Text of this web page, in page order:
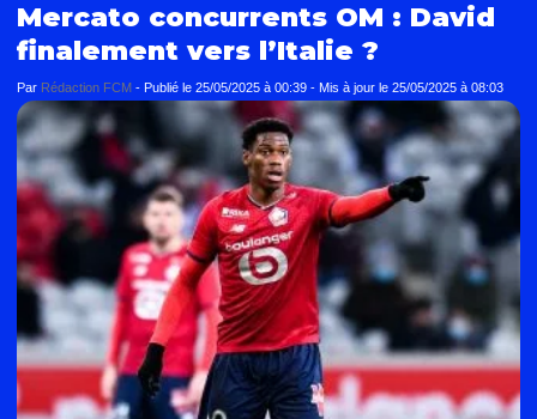
Mercato concurrents OM : David
finalement vers l’Italie ?
Par Rédaction FCM - Publié le 25/05/2025 à 00:39 - Mis à jour le 25/05/2025 à 08:03